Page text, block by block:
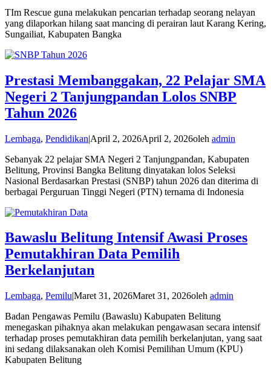
TIm Rescue guna melakukan pencarian terhadap seorang nelayan
yang dilaporkan hilang saat mancing di perairan laut Karang Kering,
Sungailiat, Kabupaten Bangka
Prestasi Membanggakan, 22 Pelajar SMA
Negeri 2 Tanjungpandan Lolos SNBP
Tahun 2026
Lembaga, Pendidikan|April 2, 2026April 2, 2026oleh admin
Sebanyak 22 pelajar SMA Negeri 2 Tanjungpandan, Kabupaten
Belitung, Provinsi Bangka Belitung dinyatakan lolos Seleksi
Nasional Berdasarkan Prestasi (SNBP) tahun 2026 dan diterima di
berbagai Perguruan Tinggi Negeri (PTN) ternama di Indonesia
Bawaslu Belitung Intensif Awasi Proses
Pemutakhiran Data Pemilih
Berkelanjutan
Lembaga, Pemilu|Maret 31, 2026Maret 31, 2026oleh admin
Badan Pengawas Pemilu (Bawaslu) Kabupaten Belitung
menegaskan pihaknya akan melakukan pengawasan secara intensif
terhadap proses pemutakhiran data pemilih berkelanjutan, yang saat
ini sedang dilaksanakan oleh Komisi Pemilihan Umum (KPU)
Kabupaten Belitung